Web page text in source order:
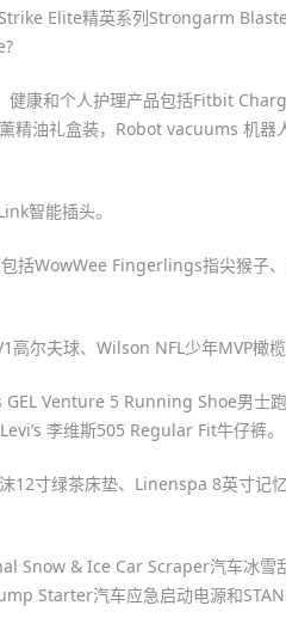
Elite精英系列Strongarm
康和个人护理产品包括Fitbit
油礼盒装，Robot vacuums 机器
智能插头。
括WowWee Fingerlings指尖猴子
尔夫球、Wilson NFL少年MVP橄
GEL Venture 5 Running Shoe男
李维斯505 Regular Fit牛仔裤。
寸绿茶床垫、Linenspa 8英寸记
Snow & Ice Car Scraper汽车冰雪
Starter汽车应急启动电源和